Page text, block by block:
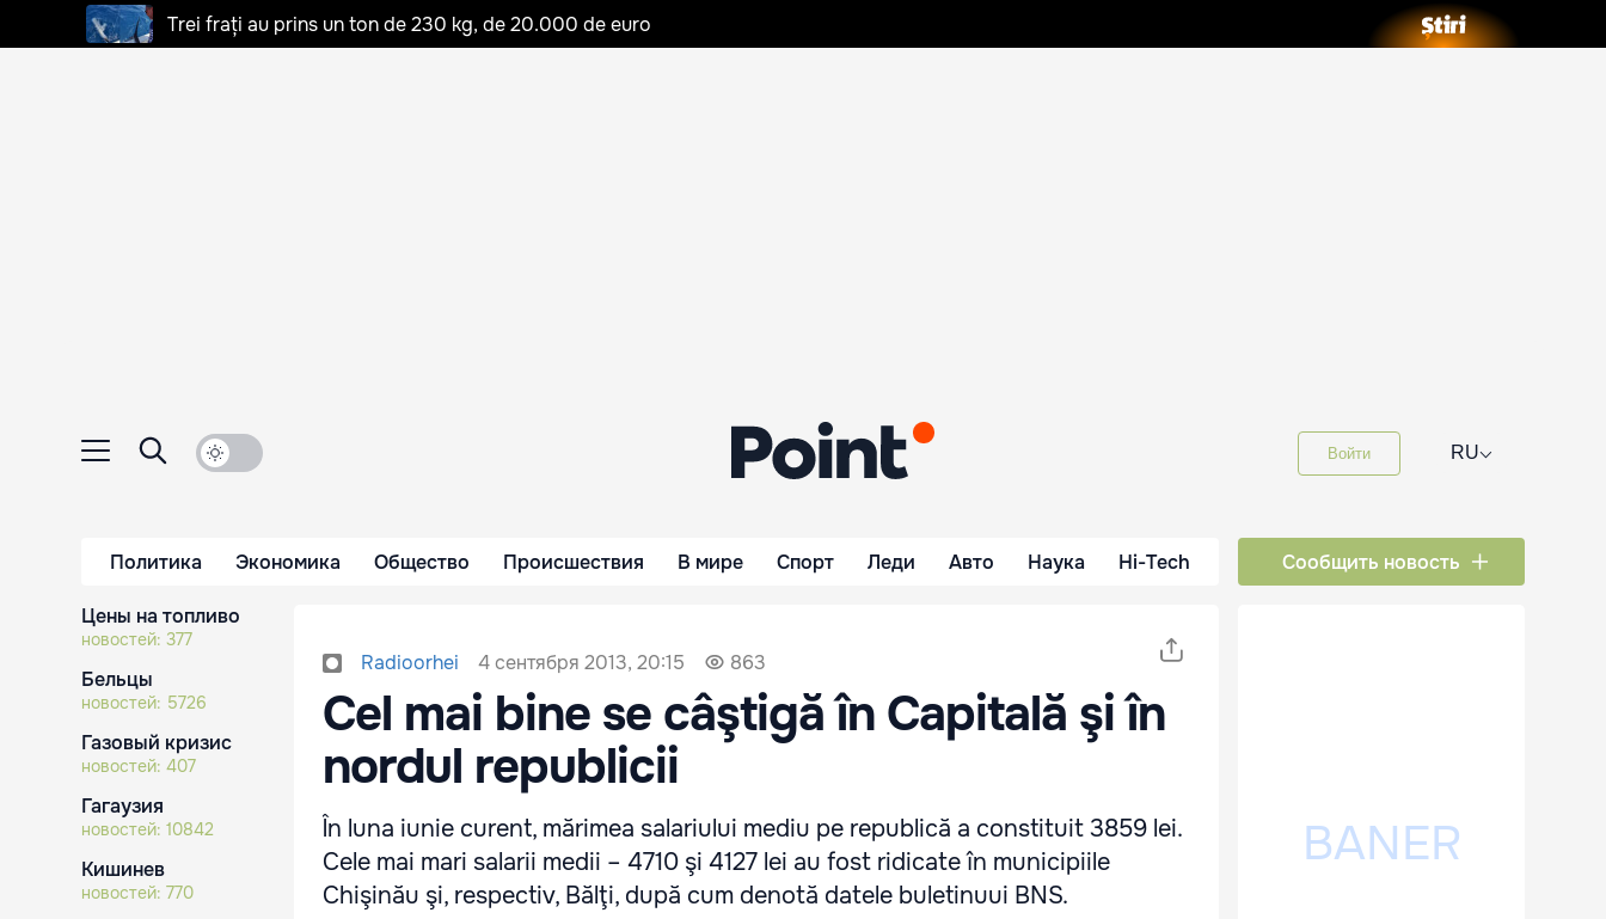
Trei frați au prins un ton de 230 kg, de 20.000 de euro
Войти RU⌵
Политика Экономика Общество Происшествия В мире Спорт Леди Авто Наука Hi-Tech Сообщить новость
Цены на топливо
новостей: 377
Бельцы
новостей: 5726
Газовый кризис
новостей: 407
Гагаузия
новостей: 10842
Кишинев
новостей: 770
Radioorhei 4 сентября 2013, 20:15 863
Cel mai bine se câştigă în Capitală şi în
nordul republicii
În luna iunie curent, mărimea salariului mediu pe republică a constituit 3859 lei.
Cele mai mari salarii medii – 4710 şi 4127 lei au fost ridicate în municipiile
Chişinău şi, respectiv, Bălţi, după cum denotă datele buletinuui BNS.